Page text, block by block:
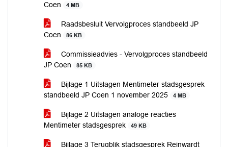
Coen
4 MB
Raadsbesluit Vervolgproces standbeeld JP
Coen
86 KB
Commissieadvies - Vervolgproces standbeeld
JP Coen
85 KB
Bijlage 1 Uitslagen Mentimeter stadsgesprek
standbeeld JP Coen 1 november 2025
4 MB
Bijlage 2 Uitslagen analoge reacties
Mentimeter stadsgesprek
49 KB
Bijlage 3 Terugblik stadsgesprek Reinwardt